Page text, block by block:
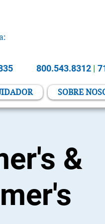
800.543.8312 |
SOBRE
&